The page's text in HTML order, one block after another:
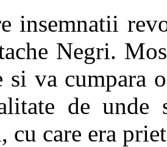
insemnatii
Negri.
va cumpara
de unde
cu care era